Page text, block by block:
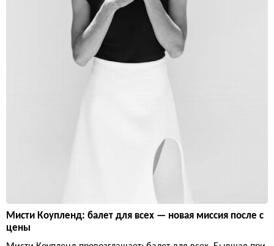
Мисти Коупленд: балет для всех — новая миссия после с
цены